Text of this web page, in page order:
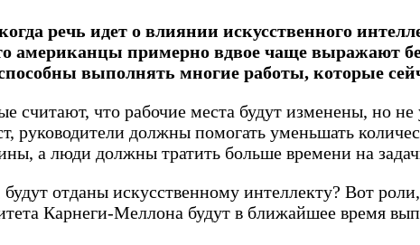
речь идет о влиянии искусственного
американцы примерно вдвое чаще выражают
выполнять многие работы, которые
считают, что рабочие места будут изменены, но
руководители должны помогать уменьшать
а люди должны тратить больше времени на
будут отданы искусственному интеллекту? Вот
Карнеги-Меллона будут в ближайшее время